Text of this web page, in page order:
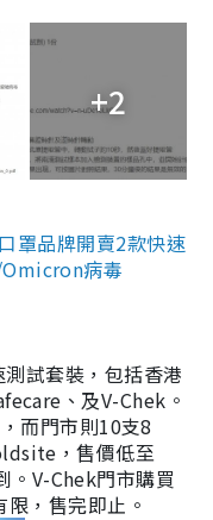
+2
罩品牌開賣2款快速
病毒
試套裝，包括香港
、及V-Chek。
而門市則10支8
，售價低至
。V-Chek門市購買
，售完即止。